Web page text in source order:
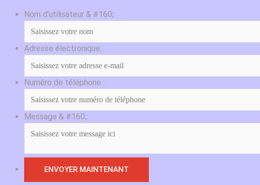
Nom d'utilisateur & #160;:
Adresse électronique:
Numéro de téléphone :
Message & #160;: